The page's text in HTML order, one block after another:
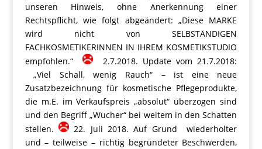
unseren Hinweis, ohne Anerkennung einer
Rechtspflicht, wie folgt abgeändert: „Diese MARKE
wird nicht von SELBSTÄNDIGEN
FACHKOSMETIKERINNEN IN IHREM KOSMETIKSTUDIO
empfohlen.“
2.7.2018. Update vom 21.7.2018:
„Viel Schall, wenig Rauch“ – ist eine neue
Zusatzbezeichnung für kosmetische Pflegeprodukte,
die m.E. im Verkaufspreis „absolut“ überzogen sind
und den Begriff „Wucher“ bei weitem in den Schatten
stellen.
22. Juli 2018. Auf Grund wiederholter
und – teilweise – richtig begründeter Beschwerden,